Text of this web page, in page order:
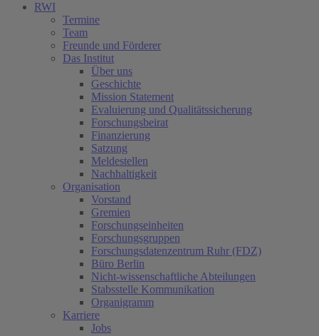
RWI
Termine
Team
Freunde und Förderer
Das Institut
Über uns
Geschichte
Mission Statement
Evaluierung und Qualitätssicherung
Forschungsbeirat
Finanzierung
Satzung
Meldestellen
Nachhaltigkeit
Organisation
Vorstand
Gremien
Forschungseinheiten
Forschungsgruppen
Forschungsdatenzentrum Ruhr (FDZ)
Büro Berlin
Nicht-wissenschaftliche Abteilungen
Stabsstelle Kommunikation
Organigramm
Karriere
Jobs